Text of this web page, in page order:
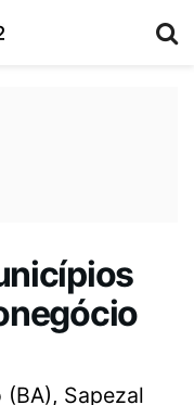
Sapezal